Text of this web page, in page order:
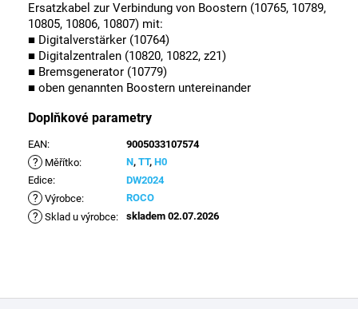
Ersatzkabel zur Verbindung von Boostern (10765, 10789,
10805, 10806, 10807) mit:
■ Digitalverstärker (10764)
■ Digitalzentralen (10820, 10822, z21)
■ Bremsgenerator (10779)
■ oben genannten Boostern untereinander
Doplňkové parametry
EAN: 9005033107574
? Měřítko: N, TT, H0
Edice: DW2024
? Výrobce: ROCO
? Sklad u výrobce: skladem 02.07.2026